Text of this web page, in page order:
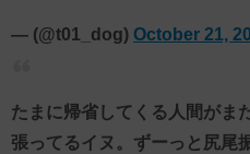
— (@t01_dog) October 21,
たまに帰省してくる人間がま
張ってるイヌ。ずーっと尻尾